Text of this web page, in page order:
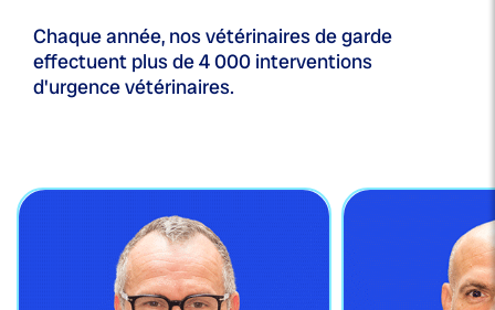
Chaque année, nos vétérinaires de garde
effectuent plus de 4 000 interventions
d'urgence vétérinaires.